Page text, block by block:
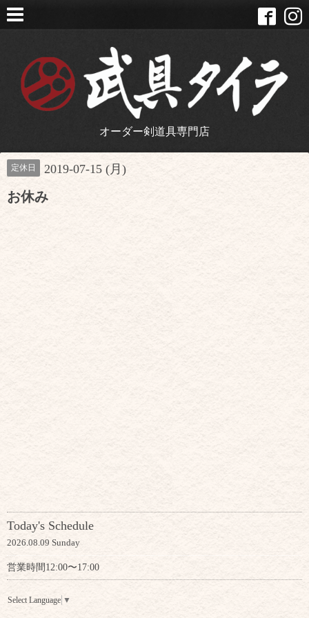
オーダー剣道具専門店
定休日 2019-07-15 (月)
お休み
Today's Schedule
2026.08.09 Sunday
営業時間12:00〜17:00
Select Language ▼